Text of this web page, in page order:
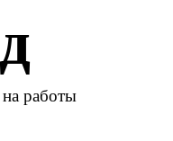
работы